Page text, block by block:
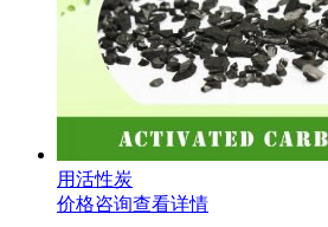
用活性炭
价格咨询查看详情